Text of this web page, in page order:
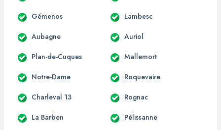
Gémenos Lambesc
Aubagne Auriol
Plan-de-Cuques Mallemort
Notre-Dame Roquevaire
Charleval 13 Rognac
La Barben Pélissanne